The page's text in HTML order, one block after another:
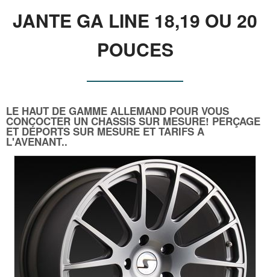
JANTE GA LINE 18,19 OU 20
POUCES
LE HAUT DE GAMME ALLEMAND POUR VOUS
CONCOCTER UN CHASSIS SUR MESURE! PERÇAGE
ET DÉPORTS SUR MESURE ET TARIFS A
L'AVENANT..